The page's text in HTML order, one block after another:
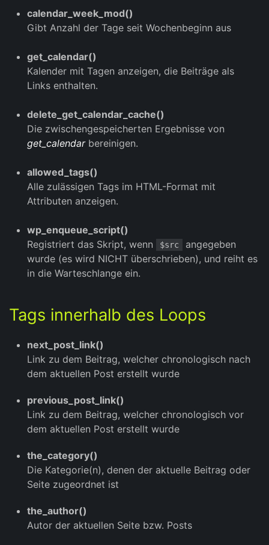
calendar_week_mod()
Gibt Anzahl der Tage seit Wochenbeginn aus
get_calendar()
Kalender mit Tagen anzeigen, die Beiträge als
Links enthalten.
delete_get_calendar_cache()
Die zwischengespeicherten Ergebnisse von
get_calendarbereinigen.
allowed_tags()
Alle zulässigen Tags im HTML-Format mit
Attributen anzeigen.
wp_enqueue_script()
Registriert das Skript, wenn
$src
angegeben
wurde (es wird NICHT überschrieben), und reiht es
in die Warteschlange ein.
Tags innerhalb des Loops
next_post_link()
Link zu dem Beitrag, welcher chronologisch nach
dem aktuellen Post erstellt wurde
previous_post_link()
Link zu dem Beitrag, welcher chronologisch vor
dem aktuellen Post erstellt wurde
the_category()
Die Kategorie(n), denen der aktuelle Beitrag oder
Seite zugeordnet ist
the_author()
Autor der aktuellen Seite bzw. Posts